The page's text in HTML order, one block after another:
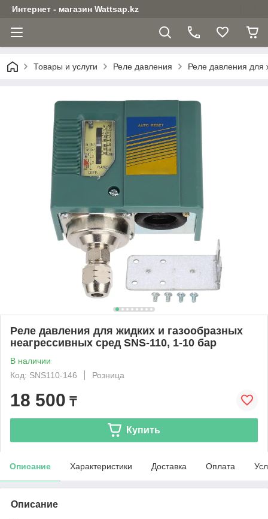
Интернет - магазин Wattsap.kz
Товары и услуги Реле давления Реле давления для
Реле давления для жидких и газообразных
неагрессивных сред SNS-110, 1-10 бар
В наличии
Код: SNS110-146
Розница
18 500 ₸
Купить
Описание Характеристики Доставка Оплата
Описание